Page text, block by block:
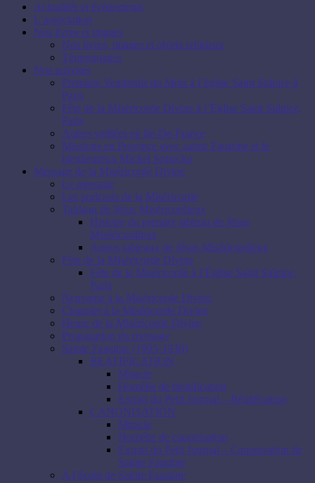
Actualités et évènements
L’association
Nos livres et images
Nos livres, images et objets religieux
Témoignages
Nos activités
Premiers Vendredis du Mois à l’église Saint Sulpice à
Paris
Fête de la Miséricorde Divine à l’Église Saint Sulpice,
Paris
Autres veillées en Ile-De-France
Missions en Province avec sainte Faustine et le
bienheureux Michel Sopocko
Message de la Miséricorde Divine
Le message
Les podcasts de la Miséricorde
Tableau de Jésus Miséricordieux
Histoire du premier tableau de Jésus
Miséricordieux
Autres tableaux de Jésus Miséricordieux
Fête de la Miséricorde Divine
Fête de la Miséricorde à l’Église Saint Sulpice,
Paris
Neuvaine à la Miséricorde Divine
Chapelet à la Miséricorde Divine
Heure de la Miséricorde Divine
Propagation du message
Sainte Faustine (1905-1938)
BEATIFICATION
Miracle
Homélie de béatification
Extrait du Petit Journal – Béatification
CANONISATION
Miracle
Homélie de canonisation
Extrait du Petit Journal – Canonisation de
Sainte Faustine
A l’école de Sainte Faustine